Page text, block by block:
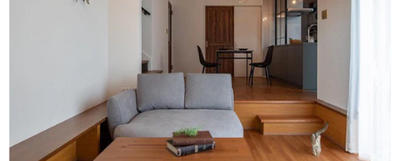
天然石・石材
メンテナンス・施工材 新商品
住まいのスタイリング
アイデア
チャンネル
オンライン相談
イ